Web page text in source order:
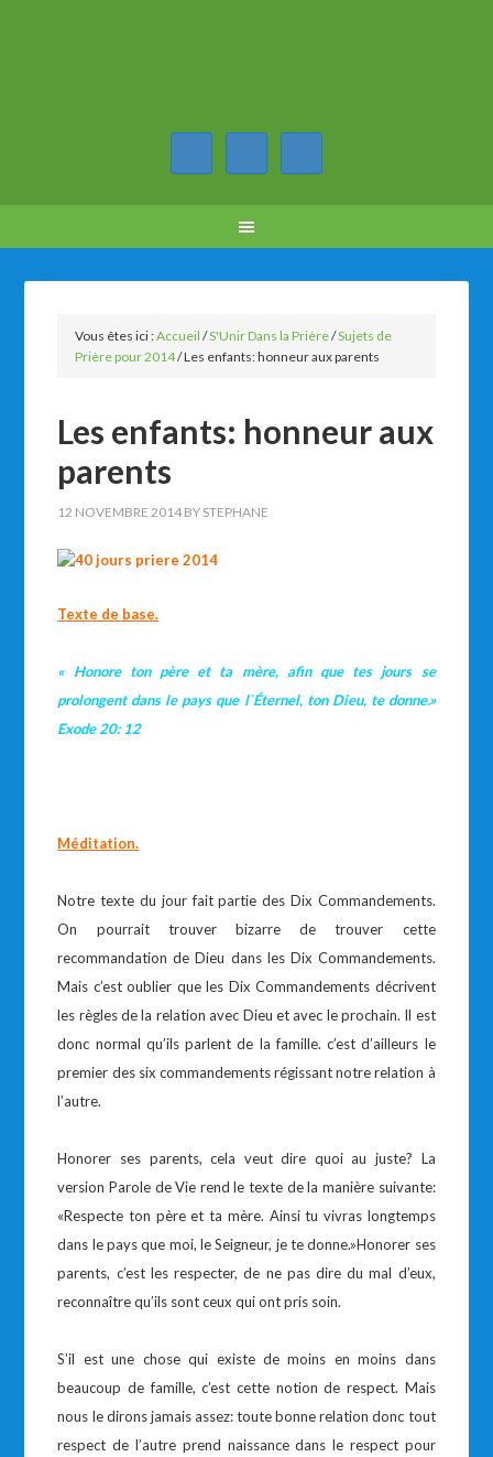
Vous êtes ici :Accueil /S'Unir Dans la Prière/Sujets de
Prière pour 2014/Les enfants: honneur aux parents
Les enfants: honneur aux
parents
12 NOVEMBRE 2014 BY STEPHANE
Texte de base.
« Honore ton père et ta mère, afin que tes jours se
prolongent dans le pays que l`Éternel, ton Dieu, te donne.»
Exode 20: 12
Méditation.
Notre texte du jour fait partie des Dix Commandements.
On pourrait trouver bizarre de trouver cette
recommandation de Dieu dans les Dix Commandements.
Mais c’est oublier que les Dix Commandements décrivent
les règles de la relation avec Dieu et avec le prochain. Il est
donc normal qu’ils parlent de la famille. c’est d’ailleurs le
premier des six commandements régissant notre relation à
l’autre.
Honorer ses parents, cela veut dire quoi au juste? La
version Parole de Vie rend le texte de la manière suivante:
«Respecte ton père et ta mère. Ainsi tu vivras longtemps
dans le pays que moi, le Seigneur, je te donne.»Honorer ses
parents, c’est les respecter, de ne pas dire du mal d’eux,
reconnaître qu’ils sont ceux qui ont pris soin.
S’il est une chose qui existe de moins en moins dans
beaucoup de famille, c’est cette notion de respect. Mais
nous le dirons jamais assez: toute bonne relation donc tout
respect de l’autre prend naissance dans le respect pour